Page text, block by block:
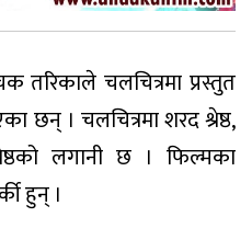
तरिकाले चलचित्रमा प्रस्तुत
छन् । चलचित्रमा शरद श्रेष्ठ,
लगानी छ । फिल्मका
हुन् ।